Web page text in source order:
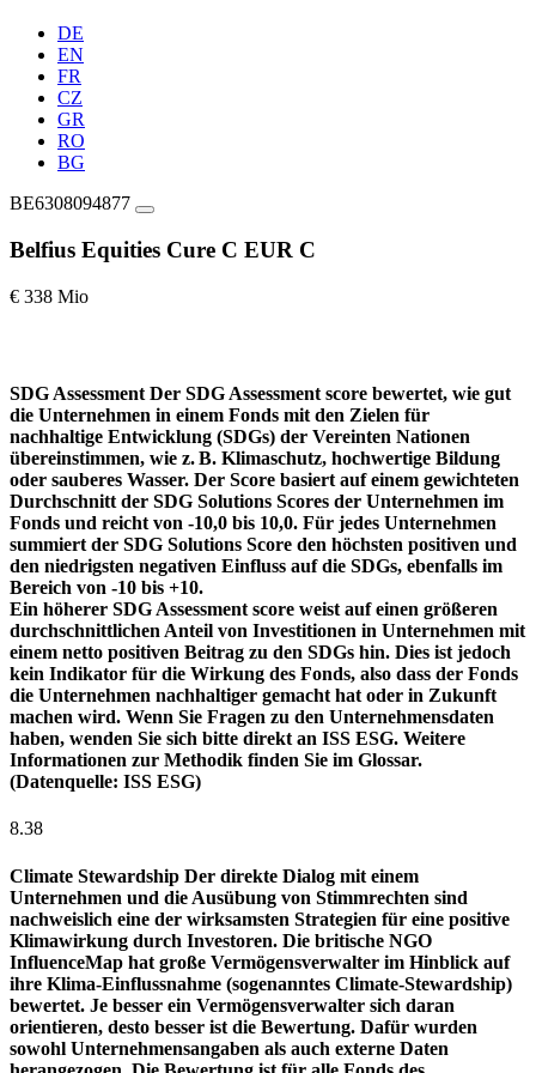
DE
EN
FR
CZ
GR
RO
BG
BE6308094877
Belfius Equities Cure C EUR C
€ 338 Mio
SDG Assessment Der SDG Assessment score bewertet, wie gut
die Unternehmen in einem Fonds mit den Zielen für
nachhaltige Entwicklung (SDGs) der Vereinten Nationen
übereinstimmen, wie z. B. Klimaschutz, hochwertige Bildung
oder sauberes Wasser. Der Score basiert auf einem gewichteten
Durchschnitt der SDG Solutions Scores der Unternehmen im
Fonds und reicht von -10,0 bis 10,0. Für jedes Unternehmen
summiert der SDG Solutions Score den höchsten positiven und
den niedrigsten negativen Einfluss auf die SDGs, ebenfalls im
Bereich von -10 bis +10.
Ein höherer SDG Assessment score weist auf einen größeren
durchschnittlichen Anteil von Investitionen in Unternehmen mit
einem netto positiven Beitrag zu den SDGs hin. Dies ist jedoch
kein Indikator für die Wirkung des Fonds, also dass der Fonds
die Unternehmen nachhaltiger gemacht hat oder in Zukunft
machen wird. Wenn Sie Fragen zu den Unternehmensdaten
haben, wenden Sie sich bitte direkt an ISS ESG. Weitere
Informationen zur Methodik finden Sie im Glossar.
(Datenquelle: ISS ESG)
8.38
Climate Stewardship Der direkte Dialog mit einem
Unternehmen und die Ausübung von Stimmrechten sind
nachweislich eine der wirksamsten Strategien für eine positive
Klimawirkung durch Investoren. Die britische NGO
InfluenceMap hat große Vermögensverwalter im Hinblick auf
ihre Klima-Einflussnahme (sogenanntes Climate-Stewardship)
bewertet. Je besser ein Vermögensverwalter sich daran
orientieren, desto besser ist die Bewertung. Dafür wurden
sowohl Unternehmensangaben als auch externe Daten